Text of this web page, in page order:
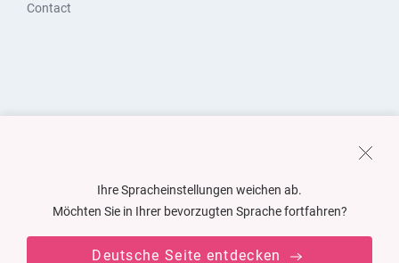
Contact
Ihre Spracheinstellungen weichen ab.
Möchten Sie in Ihrer bevorzugten Sprache fortfahren?
Deutsche Seite entdecken